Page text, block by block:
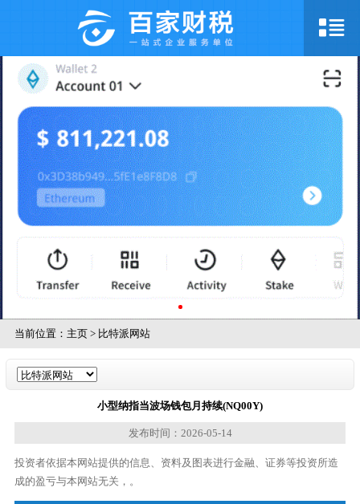
当前位置： 主页> 比特派网站
小型纳指当波场钱包月持续(NQ00Y)
发布时间：2026-05-14
投资者依据本网站提供的信息、资料及图表进行金融、证券等投资所造
成的盈亏与本网站无关，。